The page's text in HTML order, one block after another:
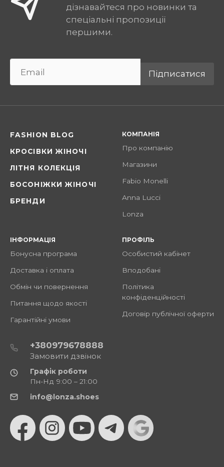
дізнавайтеся про новинки та
спеціальні пропозиції
першими.
Підписатися
FASHION BLOG
КРОСІВКИ ЖІНОЧІ
ЛІТНЯ КОЛЕКЦІЯ
БОСОНІЖКИ ЖІНОЧІ
БРЕНДИ
КОМПАНІЯ
Про компанію
Магазини
Fabio Monelli
Anna Lucci
Lonza
ІНФОРМАЦІЯ
Бонусна програма
Доставка і оплата
Обмін чи повернення
Питання щодо якості
Гарантійні умови
ПРОФІЛЬ
Особистий кабінет
Вподобані
Політика
конфіденційності
Договір публічної оферти
+380979678888
Замовити дзвінок
Графік роботи
Пн-Нд 9:00 – 21:00
info@lonza.shoes